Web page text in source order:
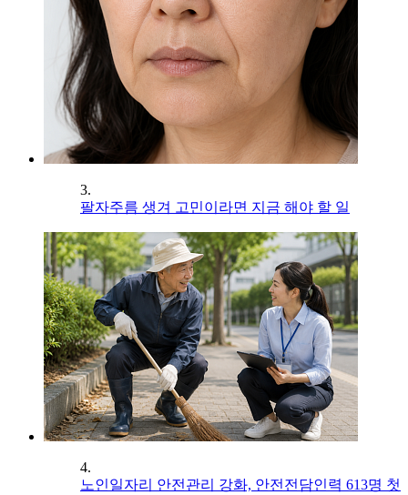
3.
팔자주름 생겨 고민이라면 지금 해야 할 일
4.
노인일자리 안전관리 강화, 안전전담인력 613명 첫